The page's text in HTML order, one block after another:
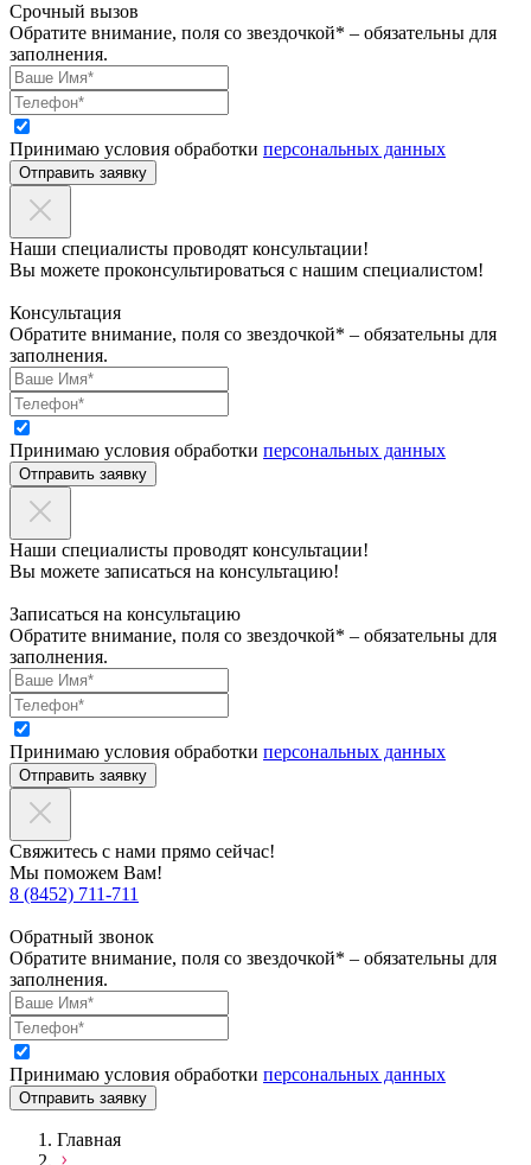
Срочный вызов
Обратите внимание, поля со звездочкой* – обязательны для
заполнения.
Принимаю условия обработки персональных данных
Отправить заявку
Наши специалисты проводят консультации!
Вы можете проконсультироваться с нашим специалистом!
Консультация
Обратите внимание, поля со звездочкой* – обязательны для
заполнения.
Принимаю условия обработки персональных данных
Отправить заявку
Наши специалисты проводят консультации!
Вы можете записаться на консультацию!
Записаться на консультацию
Обратите внимание, поля со звездочкой* – обязательны для
заполнения.
Принимаю условия обработки персональных данных
Отправить заявку
Свяжитесь с нами прямо сейчас!
Мы поможем Вам!
8 (8452) 711-711
Обратный звонок
Обратите внимание, поля со звездочкой* – обязательны для
заполнения.
Принимаю условия обработки персональных данных
Отправить заявку
Главная